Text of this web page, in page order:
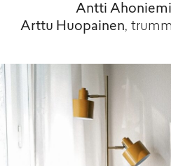
Antti Ahoniemi
Arttu Huopainen,